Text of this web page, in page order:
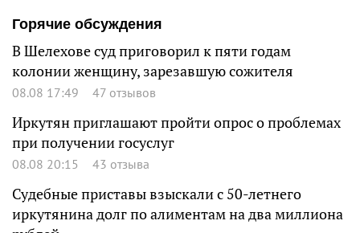
Горячие обсуждения
В Шелехове суд приговорил к пяти годам
колонии женщину, зарезавшую сожителя
08.08 17:49 47 отзывов
Иркутян приглашают пройти опрос о проблемах
при получении госуслуг
08.08 20:15 43 отзыва
Судебные приставы взыскали с 50-летнего
иркутянина долг по алиментам на два миллиона